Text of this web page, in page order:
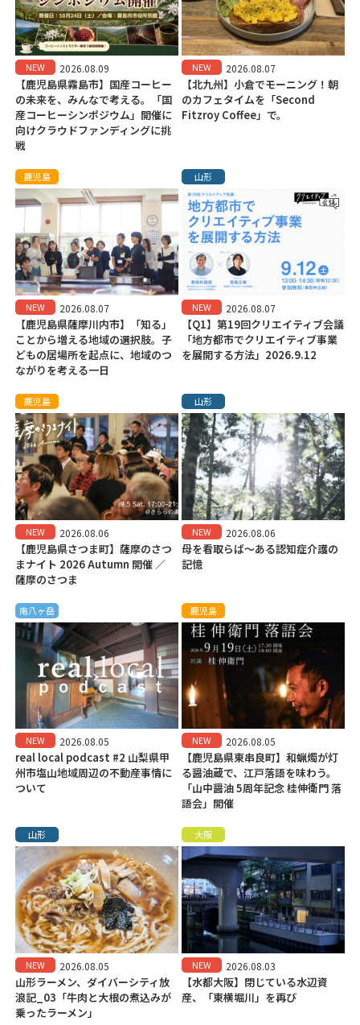
NEW 2026.08.09
【鹿児島県霧島市】国産コーヒー
の未来を、みんなで考える。「国
産コーヒーシンポジウム」開催に
向けクラウドファンディングに挑
戦
NEW 2026.08.07
【北九州】小倉でモーニング！朝
のカフェタイムを「Second
Fitzroy Coffee」で。
鹿児島
NEW 2026.08.07
【鹿児島県薩摩川内市】「知る」
ことから増える地域の選択肢。子
どもの居場所を起点に、地域のつ
ながりを考える一日
山形
NEW 2026.08.07
【Q1】第19回クリエイティブ会議
「地方都市でクリエイティブ事業
を展開する方法」2026.9.12
鹿児島
NEW 2026.08.06
【鹿児島県さつま町】薩摩のさつ
まナイト 2026 Autumn 開催 ／
薩摩のさつま
山形
NEW 2026.08.06
母を看取らば～ある認知症介護の
記憶
南八ヶ岳
NEW 2026.08.05
real local podcast #2 山梨県甲
州市塩山地域周辺の不動産事情に
ついて
鹿児島
NEW 2026.08.05
【鹿児島県東串良町】和蝋燭が灯
る醤油蔵で、江戸落語を味わう。
「山中醤油 5周年記念 桂伸衛門 落
語会」開催
山形
NEW 2026.08.05
山形ラーメン、ダイバーシティ放
浪記_03「牛肉と大根の煮込みが
乗ったラーメン」
大阪
NEW 2026.08.03
【水都大阪】閉じている水辺資
産、「東横堀川」を再び